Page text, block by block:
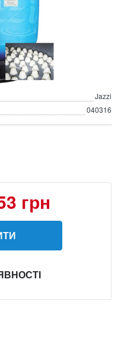
Jazzi
040316
грн